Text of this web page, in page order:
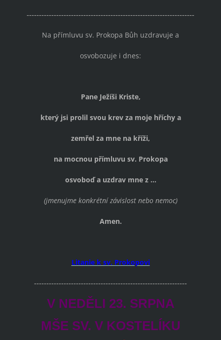
--------------------------------------------------------------------
Na přímluvu sv. Prokopa Bůh uzdravuje a
osvobozuje i dnes:
Pane Ježíši Kriste,
který jsi prolil svou krev za moje hříchy a
zemřel za mne na kříži,
na mocnou přímluvu sv. Prokopa
osvoboď a uzdrav mne z ...
(jmenujme konkrétní závislost nebo nemoc)
Amen.
Litanie k sv. Prokopovi
--------------------------------------------------------------
V NEDĚLI 23. SRPNA
MŠE SV. V KOSTELÍKU